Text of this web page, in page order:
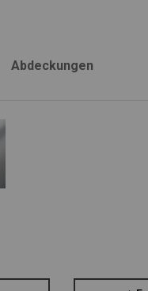
Abdeckungen